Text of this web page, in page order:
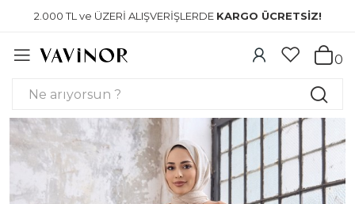
2.000 TL ve ÜZERİ ALIŞVERİŞLERDE KARGO ÜCRETSİZ!
0